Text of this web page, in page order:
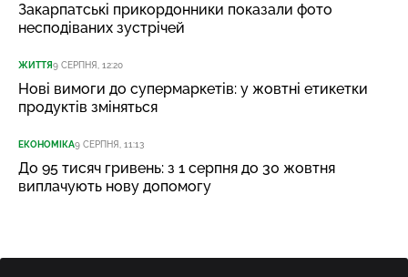
Закарпатські прикордонники показали фото
несподіваних зустрічей
ЖИТТЯ9 СЕРПНЯ, 12:20
Нові вимоги до супермаркетів: у жовтні етикетки
продуктів зміняться
ЕКОНОМІКА9 СЕРПНЯ, 11:13
До 95 тисяч гривень: з 1 серпня до 30 жовтня
виплачують нову допомогу